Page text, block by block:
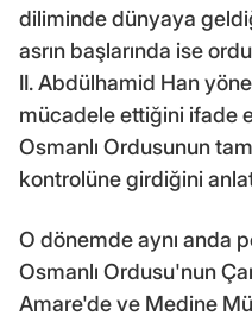
diliminde dünyaya
asrın başlarında ise
II. Abdülhamid Han
mücadele ettiğini ifade
Osmanlı Ordusunun
kontrolüne girdiğini
O dönemde aynı anda
Osmanlı Ordusu'nun
Amare'de ve Medine